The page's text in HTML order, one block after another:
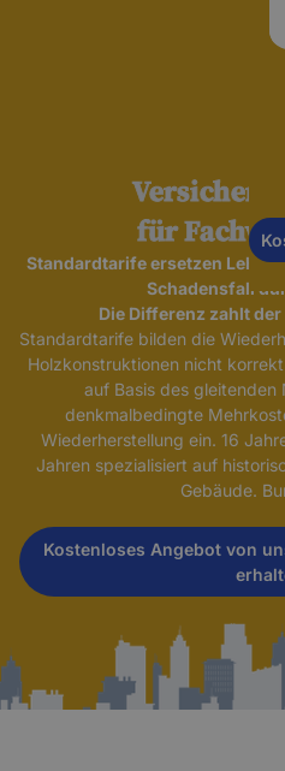
für
Standardtarife ersetzen
Schadensfall
Die Differenz zahlt
Standardtarife bilden die
Holzkonstruktionen nicht
auf Basis des
denkmalbedingte
Wiederherstellung ein. 16
Jahren spezialisiert auf
Gebäude.
Kostenloses Angebot von